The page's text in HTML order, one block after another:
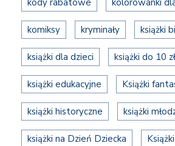
kody rabatowe kolorowanki
komiksy kryminały książki
książki dla dzieci książki do 10 zł
książki edukacyjne Książki
książki historyczne książki
książki na Dzień Dziecka